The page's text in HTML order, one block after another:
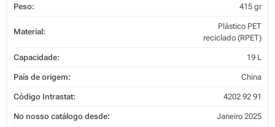
Peso: 415 gr
Material:
Plástico PET
reciclado (RPET)
Capacidade: 19 L
País de origem: China
Código Intrastat: 4202 92 91
No nosso catálogo desde: Janeiro 2025